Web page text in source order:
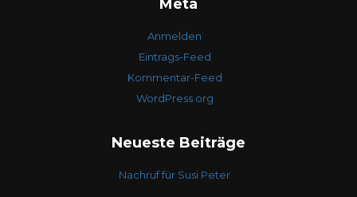
Meta
Anmelden
Eintrags-Feed
Kommentar-Feed
WordPress.org
Neueste Beiträge
Nachruf für Susi Peter